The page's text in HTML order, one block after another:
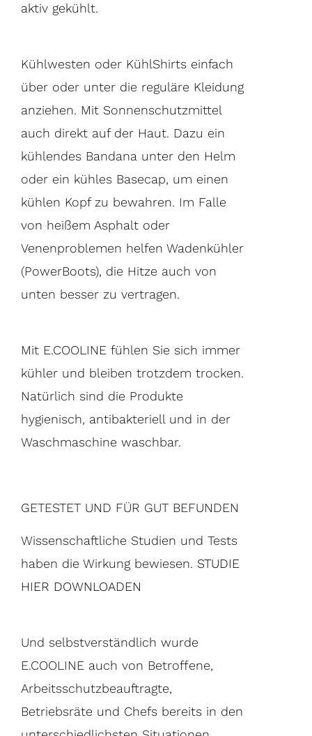
aktiv gekühlt.
Kühlwesten oder KühlShirts einfach
über oder unter die reguläre Kleidung
anziehen. Mit Sonnenschutzmittel
auch direkt auf der Haut. Dazu ein
kühlendes Bandana unter den Helm
oder ein kühles Basecap, um einen
kühlen Kopf zu bewahren. Im Falle
von heißem Asphalt oder
Venenproblemen helfen Wadenkühler
(PowerBoots), die Hitze auch von
unten besser zu vertragen.
Mit E.COOLINE fühlen Sie sich immer
kühler und bleiben trotzdem trocken.
Natürlich sind die Produkte
hygienisch, antibakteriell und in der
Waschmaschine waschbar.
GETESTET UND FÜR GUT BEFUNDEN
Wissenschaftliche Studien und Tests
haben die Wirkung bewiesen. STUDIE
HIER DOWNLOADEN
Und selbstverständlich wurde
E.COOLINE auch von Betroffene,
Arbeitsschutzbeauftragte,
Betriebsräte und Chefs bereits in den